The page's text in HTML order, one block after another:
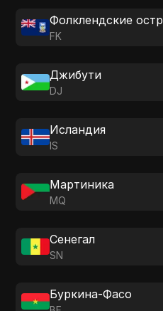
FK
Джибути
DJ
Исландия
IS
Мартиника
MQ
Сенегал
SN
Буркина-Фасо